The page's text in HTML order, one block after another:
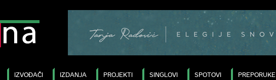
IZVOĐAČI IZDANJA PROJEKTI SINGLOVI SPOTOVI PREPORUKE